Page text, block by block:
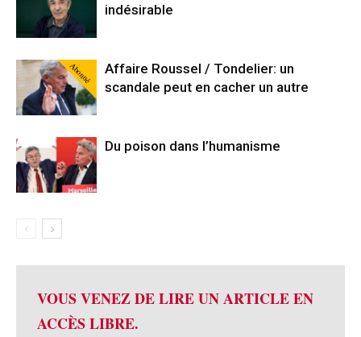
indésirable
Abonné
Affaire Roussel / Tondelier: un
scandale peut en cacher un autre
Du poison dans l’humanisme
VOUS VENEZ DE LIRE UN ARTICLE EN
ACCÈS LIBRE.